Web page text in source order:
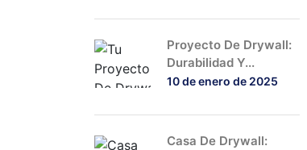
Proyecto De Drywall:
Durabilidad Y...
10 de enero de 2025
Casa De Drywall: